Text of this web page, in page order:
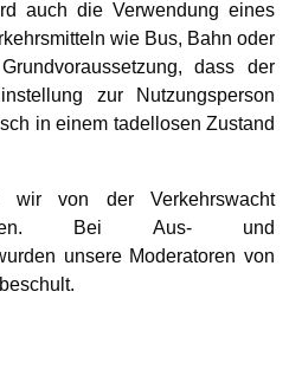
auch die Verwendung eines
wie Bus, Bahn oder
dass der
zur Nutzungsperson
in einem tadellosen Zustand
wir von der Verkehrswacht
Bei Aus- und
unsere Moderatoren von